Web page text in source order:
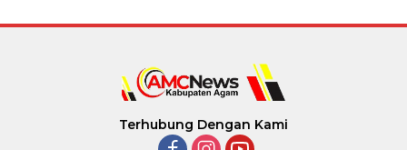
Terhubung Dengan Kami